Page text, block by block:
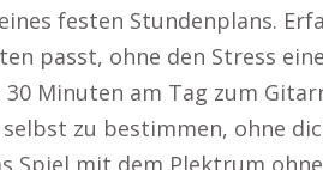
festen Stundenplans.
passt, ohne den Stress
30 Minuten am Tag zum
zu bestimmen, ohne
Spiel mit dem Plektrum